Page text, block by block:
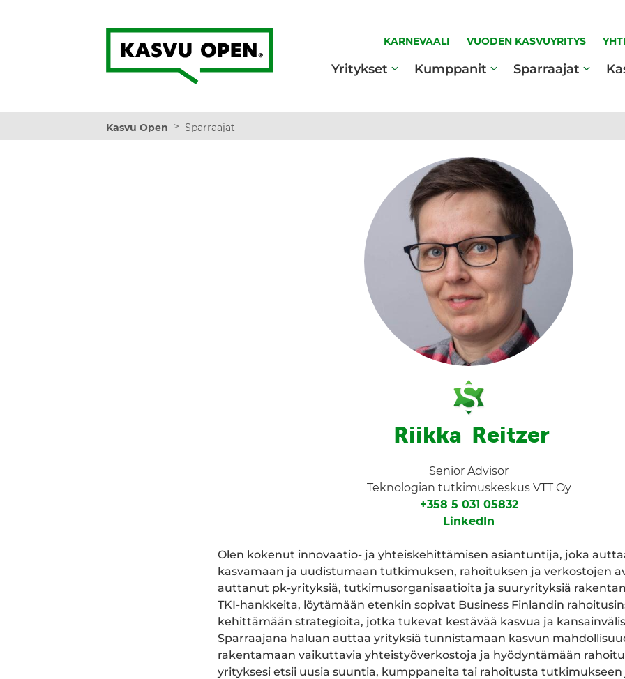
Kasvu Open
KARNEVAALI VUODEN KASVUYRITYS
Yritykset Kumppanit Sparraajat
Kasvu Open > Sparraajat
Riikka Reitzer
Senior Advisor
Teknologian tutkimuskeskus VTT Oy
+358 5 031 05832
LinkedIn
Olen kokenut innovaatio- ja yhteiskehittämisen asiantuntija, joka
kasvamaan ja uudistumaan tutkimuksen, rahoituksen ja verkostojen
auttanut pk-yrityksiä, tutkimusorganisaatioita ja suuryrityksiä
TKI-hankkeita, löytämään etenkin sopivat Business Finlandin
kehittämään strategioita, jotka tukevat kestävää kasvua ja
Sparraajana haluan auttaa yrityksiä tunnistamaan kasvun
rakentamaan vaikuttavia yhteistyöverkostoja ja hyödyntämään
yrityksesi etsii uusia suuntia, kumppaneita tai rahoitusta tutkimukseen